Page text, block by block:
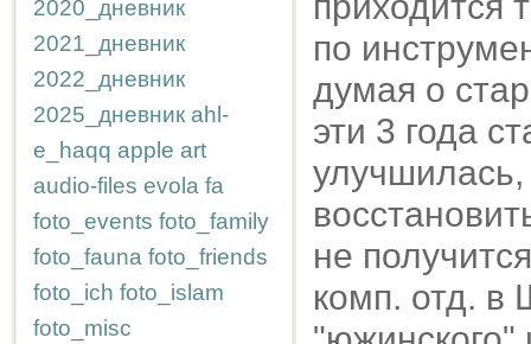
2020_дневник
2021_дневник
2022_дневник
2025_дневник ahl-
e_haqq apple art
audio-files evola fa
foto_events foto_family
foto_fauna foto_friends
foto_ich foto_islam
foto_misc
по
думая о
эти 3 года
не
комп. отд. в